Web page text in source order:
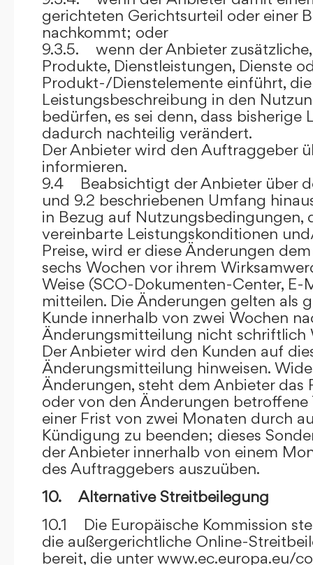
gerichteten Gerichtsurteil oder einer
nachkommt; oder
9.3.5. wenn der Anbieter
Produkte, Dienstleistungen, Dienste
Produkt-/Dienstelemente einführt,
Leistungsbeschreibung in den
bedürfen, es sei denn, dass bisherige
dadurch nachteilig verändert.
Der Anbieter wird den Auftraggeber
informieren.
9.4 Beabsichtigt der Anbieter über
und 9.2 beschriebenen Umfang
in Bezug auf Nutzungsbedingungen,
vereinbarte Leistungskonditionen
Preise, wird er diese Änderungen
sechs Wochen vor ihrem
Weise (SCO-Dokumenten-Center, E-
mitteilen. Die Änderungen gelten als
Kunde innerhalb von zwei Wochen
Änderungsmitteilung nicht schriftlich
Der Anbieter wird den Kunden auf
Änderungsmitteilung hinweisen.
Änderungen, steht dem Anbieter das
oder von den Änderungen betroffene
einer Frist von zwei Monaten durch
Kündigung zu beenden; dieses
der Anbieter innerhalb von einem
des Auftraggebers auszuüben.
10. Alternative Streitbeilegung
10.1 Die Europäische Kommission
die außergerichtliche Online-
bereit, die unterwww.ec.europa.eu/